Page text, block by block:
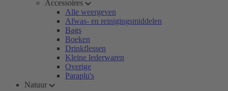
Accessoires
Alle weergeven
Afwas- en reinigingsmiddelen
Bags
Boeken
Drinkflessen
Kleine lederwaren
Overige
Paraplu's
Natuur